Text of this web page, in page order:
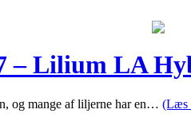
– Lilium LA
og mange af liljerne har en… (Læs